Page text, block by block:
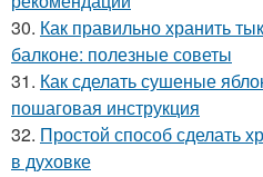
30. Как правильно хранить
балконе: полезные советы
31. Как сделать сушеные
пошаговая инструкция
32. Простой способ сделать
в духовке